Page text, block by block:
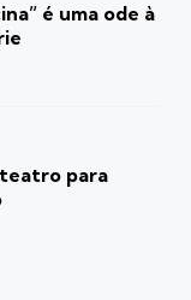
é uma ode à
teatro para